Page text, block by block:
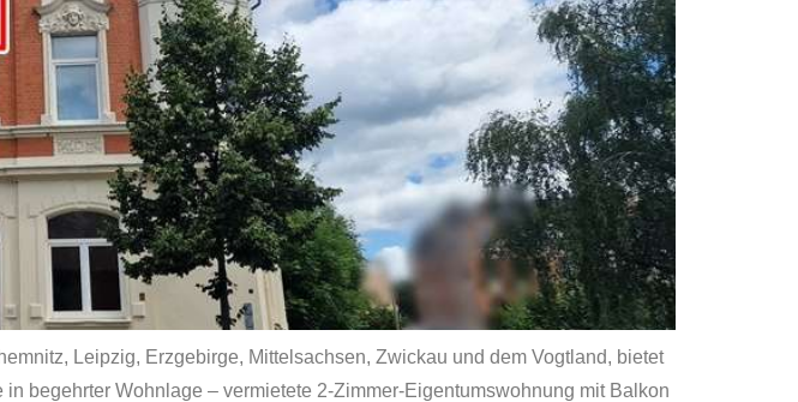
Leipzig, Erzgebirge, Mittelsachsen, Zwickau und dem Vogtland, bietet
begehrter Wohnlage – vermietete 2-Zimmer-Eigentumswohnung mit Balkon